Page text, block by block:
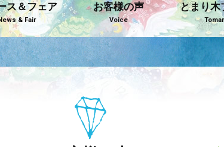
青い鳥
ス＆フェア
& Fair
お客様の声
Voice
とまり木